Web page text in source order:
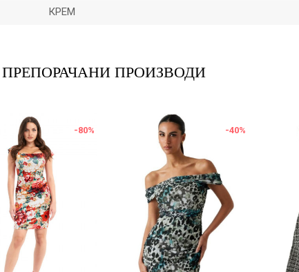
КРЕМ
ПРЕПОРАЧАНИ ПРОИЗВОДИ
-80% -40%